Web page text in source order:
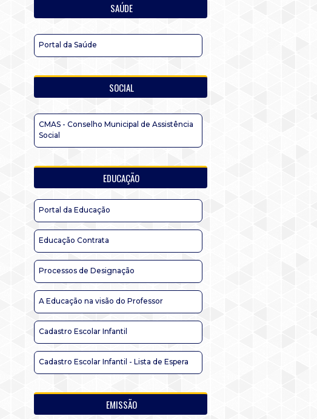
SAÚDE
Portal da Saúde
SOCIAL
CMAS - Conselho Municipal de Assistência
Social
EDUCAÇÃO
Portal da Educação
Educação Contrata
Processos de Designação
A Educação na visão do Professor
Cadastro Escolar Infantil
Cadastro Escolar Infantil - Lista de Espera
EMISSÃO